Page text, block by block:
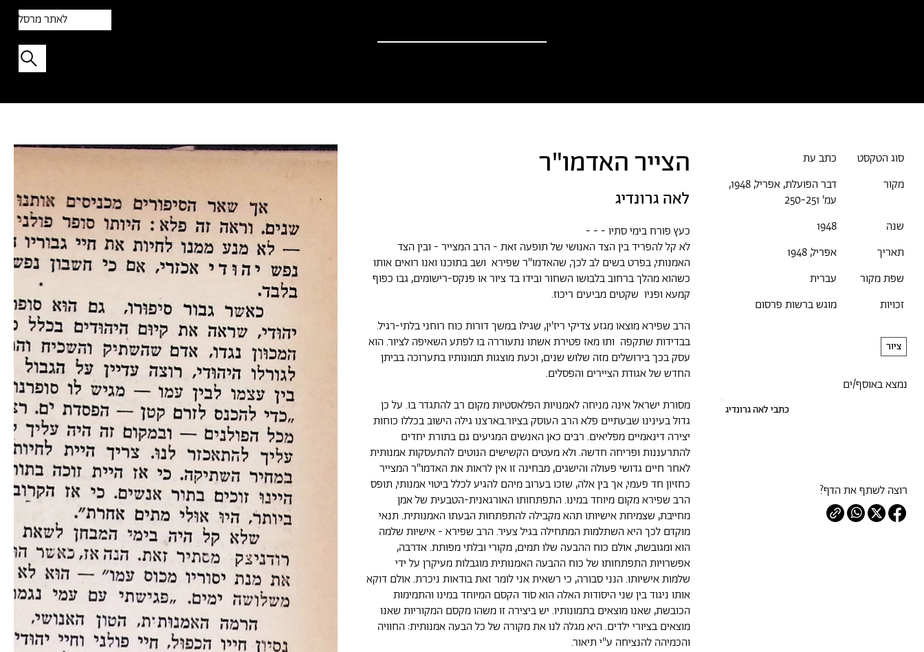
לאתר מרסל
סוג הטקסט
כתב עת
מקור
דבר הפועלת, אפריל, 1948,
עמ' 250-251
שנה
1948
תאריך
אפריל, 1948
שפת מקור
עברית
זכויות
מוגש ברשות פרסום
ציור
נמצא באוסף/ים
כתבי לאה גרונדיג
רוצה לשתף את הדף?
כעץ פורח בימי סתיו - - -
לא קל להפריד בין הצד האנושי של תופעה זאת - הרב המצייר - ובין הצד
האמנותי, בפרט בשים לב לכך, שהאדמו"ר שפירא ושב בתוכנו ואנו רואים אותו
כשהוא מהלך ברחוב בלבושו השחור ובידו בד ציור או פנקס-רישומים, גבו כפוף
קמעא ופניו שקטים מביעים ריכוז.
הרב שפירא מוצאו מגזע צדיקי ריז'ין, שגילו במשך דורות כוח רוחני בלתי-רגיל.
בבדידות שתקפה ותו מאז פטירת אשתו נתעוררה בו לפתע השאיפה לציור. הוא
עסק בכך בירושלים מזה שלוש שנים, וכעת מוצגות תמונותיו בתערוכה בביתן
החדש של אגודת הציירים והפסלים.
מסורת ישראל אינה מניחה לאמנויות הפלאסטיות מקום רב להתגדר בו. על כן
גדול בעינינו שבעתיים פלא הרב העוסק בציור.בארצנו גילה הישוב בכללו כוחות
יצירה דינאמיים מפליאים. רבים כאן האנשים המגיעים גם בתורת יחדים
להתרעננות ופריחה חדשה. ולא מעטים הקשישים הנוטים להתעסקות אמנותית
לאחר חיים גדושי פעולה והישגים, מבחינה זו אין לראות את האדמו"ר המצייר
כחזיון חד פעמי, אך בין אלה, שזכו בערוב מיהם להגיע לכלל ביטוי אמנותי, תופס
הרב שפירא מקום מיוחד במינו. התפתחותו האורגאנית-הטבעית של אמן
מחייבת, שצמיחת אישיותו תהא מקבילה להתפתחות הבעתו האמנותית. תנאי
מוקדם לכך היא השתלמות המתחילה בגיל צעיר. הרב שפירא - אישיות שלמה
הוא ומגובשת, אולם כוח ההבעה שלו תמים, מקורי ובלתי מפותת. אדרבה,
אפשרויות התפתחותו של כוח ההבעה האמנותית מוגבלות מעיקרן על ידי
שלמות אישיותו. הנני סבורה, כי רשאית אני לומר זאת בודאות ניכרת. אולם דוקא
אותו ניגוד בין שני היסודות האלה הוא סוד הקסם המיוחד במינו והתמימות
הכובשת, שאנו מוצאים בתמונותיו. יש ביצירה זו משהו מקסם המקוריות שאנו
מוצאים בציורי ילדים. היא מגלה לנו את מקורה של כל הבעה אמנותית: החוויה
והכמיהה להנציחה ע"י תיאור.
הצייר האדמו"ר
לאה גרונדיג